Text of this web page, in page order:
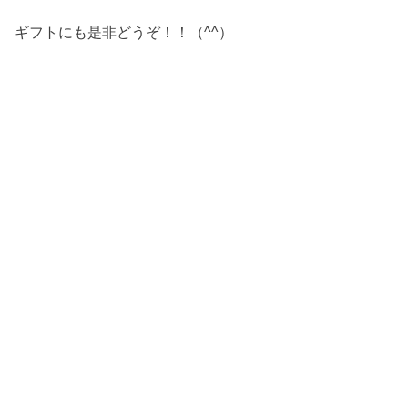
ギフトにも是非どうぞ！！（^^）